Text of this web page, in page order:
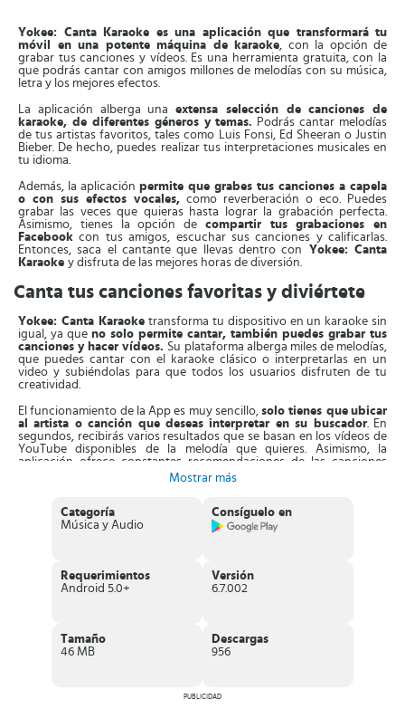
Yokee: Canta Karaoke es una aplicación que transformará tu
móvil en una potente máquina de karaoke, con la opción de
grabar tus canciones y vídeos. Es una herramienta gratuita, con la
que podrás cantar con amigos millones de melodías con su música,
letra y los mejores efectos.
La aplicación alberga una extensa selección de canciones de
karaoke, de diferentes géneros y temas. Podrás cantar melodías
de tus artistas favoritos, tales como Luis Fonsi, Ed Sheeran o Justin
Bieber. De hecho, puedes realizar tus interpretaciones musicales en
tu idioma.
Además, la aplicación permite que grabes tus canciones a capela
o con sus efectos vocales, como reverberación o eco. Puedes
grabar las veces que quieras hasta lograr la grabación perfecta.
Asimismo, tienes la opción de compartir tus grabaciones en
Facebook con tus amigos, escuchar sus canciones y calificarlas.
Entonces, saca el cantante que llevas dentro con Yokee: Canta
Karaoke y disfruta de las mejores horas de diversión.
Canta tus canciones favoritas y diviértete
Yokee: Canta Karaoketransforma tu dispositivo en un karaoke sin
igual, ya que no solo permite cantar, también puedes grabar tus
canciones y hacer vídeos. Su plataforma alberga miles de melodías,
que puedes cantar con el karaoke clásico o interpretarlas en un
video y subiéndolas para que todos los usuarios disfruten de tu
creatividad.
El funcionamiento de la App es muy sencillo,solo tienes que ubicar
al artista o canción que deseas interpretar en su buscador. En
segundos, recibirás varios resultados que se basan en los vídeos de
YouTube disponibles de la melodía que quieres. Asimismo, la
aplicación ofrece constantes recomendaciones de las canciones
más famosas del momento, así estarás a la vanguardia de lo que más
Entonces,tan pronto tienes la canción que deseas interpretar,
solo empieza a cantar con todo y listo.Lo puedes hacer a capela,
más canciones de diferentes géneros. Están ordenadas en el
catálogo bajo nombres como Pop, Rap, Country, Hip Hop, JPop,
Características de Yokee: Canta Karaoke
Aplicación que convierte tu equipo en una potente máquina
Su catálogo musical dispone de géneros variados.
Mostrar más
Categoría
Música y Audio
Consíguelo en
Requerimientos
Android 5.0+
Versión
6.7.002
Tamaño
46 MB
Descargas
956
PUBLICIDAD